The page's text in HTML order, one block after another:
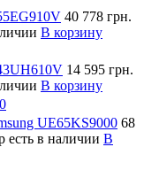
40 778 грн.
В корзину
14 595 грн.
В корзину
UE65KS9000 68
есть в наличии В